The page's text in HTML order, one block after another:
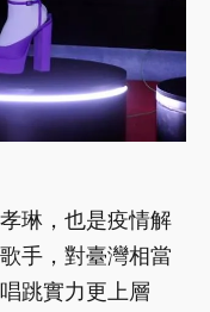
琳，也是疫情解
手，對臺灣相當
跳實力更上層